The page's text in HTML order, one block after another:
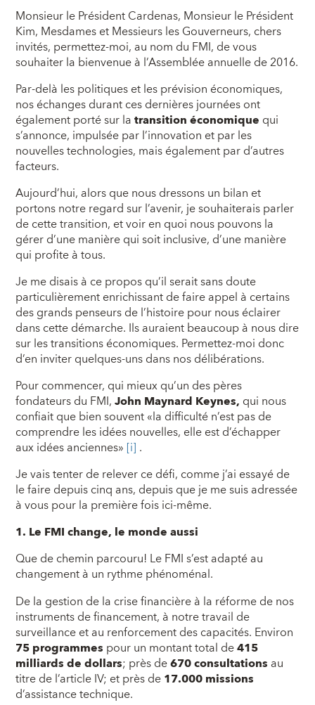
Monsieur le Président Cardenas, Monsieur le Président
Kim, Mesdames et Messieurs les Gouverneurs, chers
invités, permettez-moi, au nom du FMI, de vous
souhaiter la bienvenue à l’Assemblée annuelle de 2016.
Par-delà les politiques et les prévision économiques,
nos échanges durant ces dernières journées ont
également porté sur latransition économique qui
s’annonce, impulsée par l’innovation et par les
nouvelles technologies, mais également par d’autres
facteurs.
Aujourd’hui, alors que nous dressons un bilan et
portons notre regard sur l’avenir, je souhaiterais parler
de cette transition, et voir en quoi nous pouvons la
gérer d’une manière qui soit inclusive, d’une manière
qui profite à tous.
Je me disais à ce propos qu’il serait sans doute
particulièrement enrichissant de faire appel à certains
des grands penseurs de l’histoire pour nous éclairer
dans cette démarche. Ils auraient beaucoup à nous dire
sur les transitions économiques. Permettez-moi donc
d’en inviter quelques-uns dans nos délibérations.
Pour commencer, qui mieux qu’un des pères
fondateurs du FMI,John Maynard Keynes, qui nous
confiait que bien souvent «la difficulté n’est pas de
comprendre les idées nouvelles, elle est d’échapper
aux idées anciennes» [i] .
Je vais tenter de relever ce défi, comme j’ai essayé de
le faire depuis cinq ans, depuis que je me suis adressée
à vous pour la première fois ici-même.
1. Le FMI change, le monde aussi
Que de chemin parcouru! Le FMI s’est adapté au
changement à un rythme phénoménal.
De la gestion de la crise financière à la réforme de nos
instruments de financement, à notre travail de
surveillance et au renforcement des capacités. Environ
75 programmes pour un montant total de415
milliards de dollars; près de670 consultations au
titre de l’article IV; et près de17.000 missions
d’assistance technique.